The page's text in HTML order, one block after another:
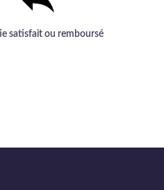
satisfait ou remboursé